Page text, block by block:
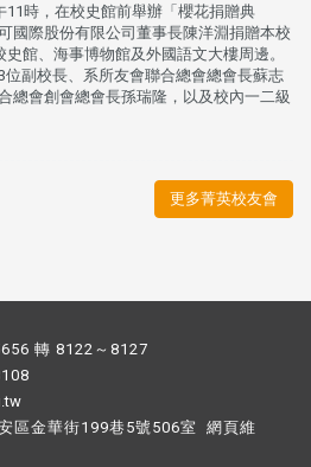
時，在校史館前舉辦「櫻花捐贈典
國際股份有限公司董事長陳洋淵捐贈本校
館、海事博物館及外國語文大樓周邊。
副校長、系所友會聯合總會總會長蘇志
總會創會總會長孫瑞隆，以及校內一二級
更多菁英校友會
轉 8122～8127
區金華街199巷5號506室 網頁維